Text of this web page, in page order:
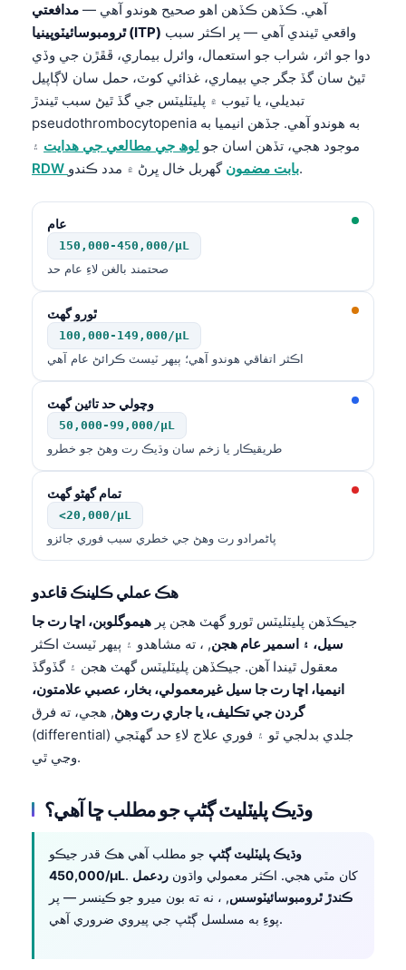
آهي. ڪڏهن ڪڏهن اهو صحيح هوندو آهي — مدافعتي
ٿرومبوسائيٽوپينيا (ITP)
دوا جو اثر، شراب جو استعمال، وائرل بيماري، ڦڦڙن جي وڏي
ٿيڻ سان گڏ جگر جي بيماري، غذائي کوٽ، حمل سان لاڳاپيل
تبديلي، يا ٽيوب ۾ پليٽليٽس جي گڏ ٿيڻ سبب ٿيندڙ
pseudothrombocytopenia به هوندو آهي. جڏهن انيميا به
موجود هجي، تڏهن اسان جو لوھ جي مطالعي جي ھدايت ۽
RDW بابت مضمونگهربل خال ڀرڻ ۾ مدد ڪندو.
عام
150,000-450,000/µL
صحتمند بالغن لاءِ عام حد
ٿورو گهٽ
100,000-149,000/µL
اڪثر اتفاقي هوندو آهي؛ ٻيهر ٽيسٽ ڪرائڻ عام آهي
وچولي حد تائين گهٽ
50,000-99,000/µL
طريقيڪار يا زخم سان وڌيڪ رت وهڻ جو خطرو
تمام گهڻو گهٽ
<20,000/µL
پاڻمرادو رت وهڻ جي خطري سبب فوري جائزو
هڪ عملي ڪلينڪ قاعدو
جيڪڏهن پليٽليٽس ٿورو گهٽ هجن پر هيموگلوبن، اڇا رت جا
سيل، ۽ اسمير عام هجن, ، ته مشاهدو ۽ ٻيهر ٽيسٽ اڪثر
معقول ٿيندا آهن. جيڪڏهن پليٽليٽس گهٽ هجن ۽ گڏوگڏ
انيميا، اڇا رت جا سيل غيرمعمولي، بخار، عصبي علامتون،
گردن جي تڪليف، يا جاري رت وهڻ, هجي، ته فرق
(differential) جلدي بدلجي ٿو ۽ فوري علاج لاءِ حد گهٽجي
وڃي ٿي.
وڌيڪ پليٽليٽ ڳڻپ جو مطلب ڇا آهي؟
وڌيڪ پليٽليٽ ڳڻپ جو مطلب آهي هڪ قدر جيڪو
450,000/µL
. کان مٿي هجي. اڪثر معمولي واڌون ردعمل
ڪندڙ ٿرومبوسائيٽوسس, ، نه ته بون ميرو جو ڪينسر — پر
پوءِ به مسلسل ڳڻپ جي پيروي ضروري آهي.